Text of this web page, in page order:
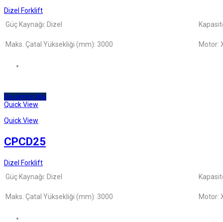
Dizel Forklift
Güç Kaynağı: Dizel
Maks. Çatal Yüksekliği (mm): 3000 Motor:
Devamını oku
Quick View
Quick View
CPCD25
Dizel Forklift
Güç Kaynağı: Dizel
Maks. Çatal Yüksekliği (mm): 3000 Motor: